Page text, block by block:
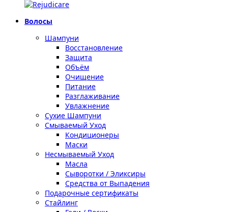
Волосы
Шампуни
Восстановление
Защита
Объём
Очищение
Питание
Разглаживание
Увлажнение
Сухие Шампуни
Смываемый Уход
Кондиционеры
Маски
Несмываемый Уход
Масла
Сыворотки / Эликсиры
Средства от Выпадения
Подарочные сертификаты
Стайлинг